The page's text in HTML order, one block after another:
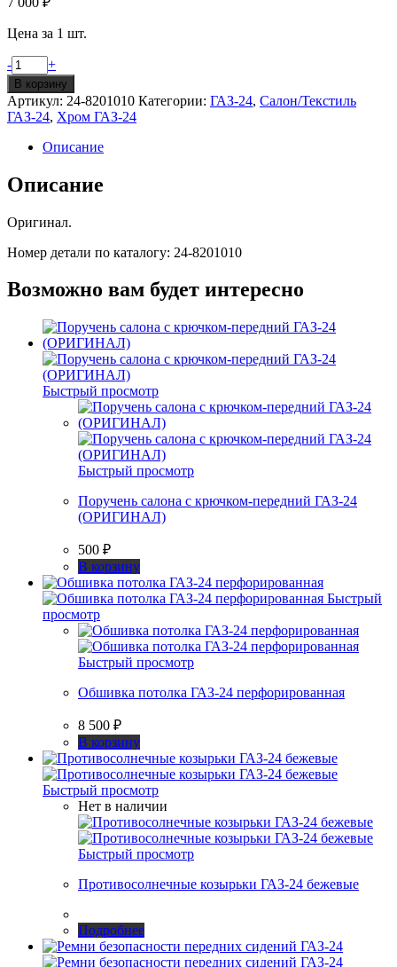
Цена за 1 шт.
Количество
Зеркало
салонное
ГАЗ-2401
(ОРИГИНАЛ)
- +
В корзину
Артикул: 24-8201010 Категории: ГАЗ-24, Салон/Текстиль
ГАЗ-24, Хром ГАЗ-24
Описание
Описание
Оригинал.
Номер детали по каталогу: 24-8201010
Возможно вам будет интересно
Быстрый просмотр
Быстрый просмотр
Поручень салона с крючком-передний ГАЗ-24
(ОРИГИНАЛ)
500 ₽
В корзину
Быстрый
просмотр
Быстрый просмотр
Обшивка потолка ГАЗ-24 перфорированная
8 500 ₽
В корзину
Быстрый просмотр
Нет в наличии
Быстрый просмотр
Противосолнечные козырьки ГАЗ-24 бежевые
Подробнее